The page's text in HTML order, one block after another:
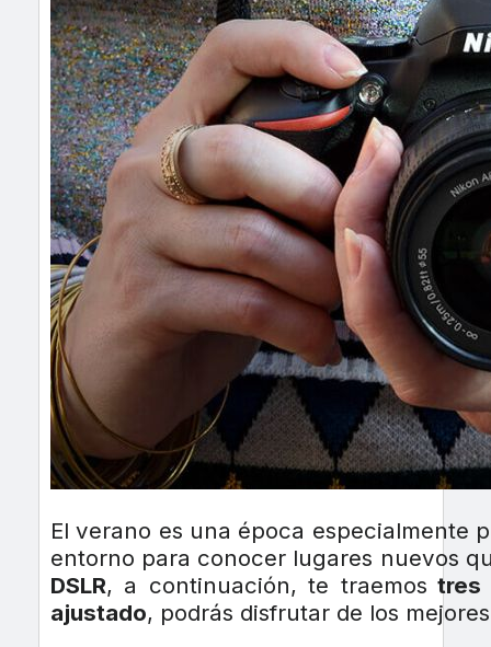
El verano es una época especialmente
entorno para conocer lugares nuevos
DSLR, a continuación, te traemos tres
ajustado, podrás disfrutar de los